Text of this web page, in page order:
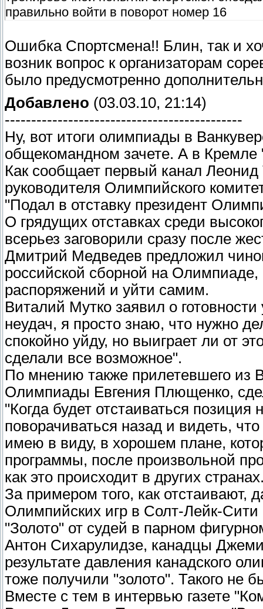
правильно войти в поворот номер 16
Ошибка Спортсмена!! Блин, так и
возник вопрос к организаторам
было предусмотренно
Добавлено (03.03.10, 21:14)
---------------------------------------------
Ну, вот итоги олимпиады в
общекомандном зачете. А в Кремле
Как сообщает первый канал Леонид
руководителя Олимпийского
"Подал в отставку президент
О грядущих отставках среди
всерьез заговорили сразу после
Дмитрий Медведев предложил
российской сборной на
распоряжений и уйти самим.
Виталий Мутко заявил о
неудач, я просто знаю, что нужно
спокойно уйду, но выиграет ли от
сделали все возможное".
По мнению также прилетевшего из
Олимпиады Евгения Плющенко,
"Когда будет отстаиваться
поворачиваться назад и видеть,
имею в виду, в хорошем плане,
программы, после произвольной
как это происходит в других
За примером того, как отстаивают,
Олимпийских игр в Солт-Лейк-
"Золото" от судей в парном
Антон Сихарулидзе, канадцы
результате давления канадского
тоже получили "золото". Такого не
Вместе с тем в интервью газете